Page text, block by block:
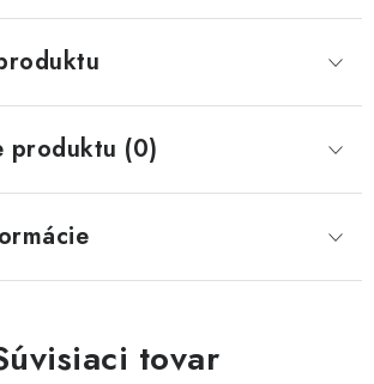
produktu (0)
tovar